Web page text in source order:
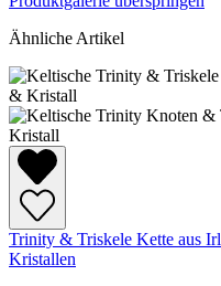
Ähnliche Artikel
Trinity & Triskele Kette aus
Kristallen